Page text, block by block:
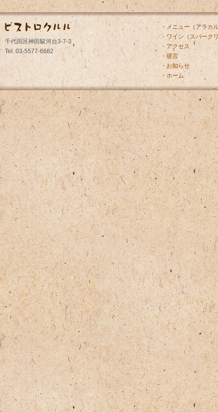
千代田区神田駿河台3-7-3
Tel. 03-5577-6682
・メニュー（ アラカ
・ワイン （スパーク
・アクセス
・寝言
・お知らせ
・ホーム